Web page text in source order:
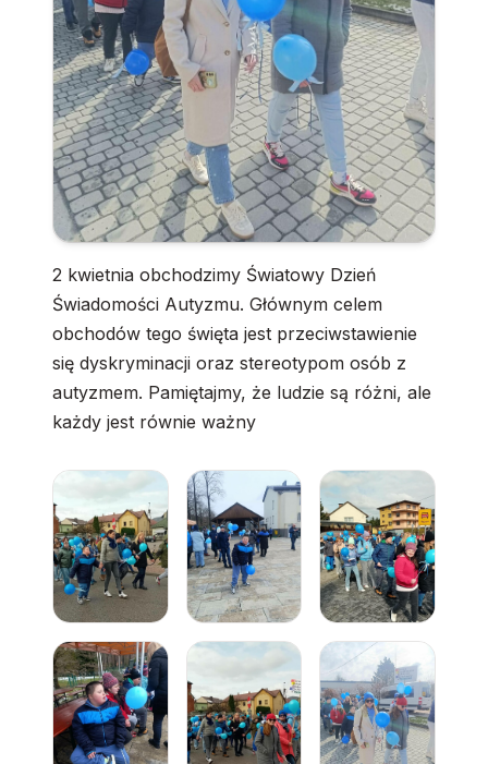
2 kwietnia obchodzimy Światowy Dzień
Świadomości Autyzmu. Głównym celem
obchodów tego święta jest przeciwstawienie
się dyskryminacji oraz stereotypom osób z
autyzmem. Pamiętajmy, że ludzie są różni, ale
każdy jest równie ważny